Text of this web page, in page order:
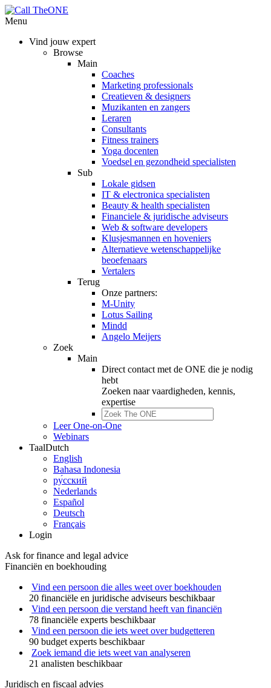
Menu
Vind jouw expert
Browse
Main
Coaches
Marketing professionals
Creatieven & designers
Muzikanten en zangers
Leraren
Consultants
Fitness trainers
Yoga docenten
Voedsel en gezondheid specialisten
Sub
Lokale gidsen
IT & electronica specialisten
Beauty & health specialisten
Financiele & juridische adviseurs
Web & software developers
Klusjesmannen en hoveniers
Alternatieve wetenschappelijke
beoefenaars
Vertalers
Terug
Onze partners:
M-Unity
Lotus Sailing
Mindd
Angelo Meijers
Zoek
Main
Direct contact met de ONE die je nodig
hebt
Zoeken naarvaardigheden, kennis,
expertise
Leer One-on-One
Webinars
TaalDutch
English
Bahasa Indonesia
ру́сский
Nederlands
Español
Deutsch
Français
Login
Ask for finance and legal advice
Financiën en boekhouding
Vind een persoon die alles weet over boekhouden
20 financiële en juridische adviseurs beschikbaar
Vind een persoon die verstand heeft van financiën
78 financiële experts beschikbaar
Vind een persoon die iets weet over budgetteren
90 budget experts beschikbaar
Zoek iemand die iets weet van analyseren
21 analisten beschikbaar
Juridisch en fiscaal advies